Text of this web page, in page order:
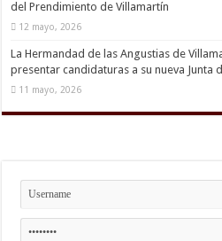
del Prendimiento de Villamartín
12 mayo, 2026
La Hermandad de las Angustias de
presentar candidaturas a su nueva Junta
11 mayo, 2026